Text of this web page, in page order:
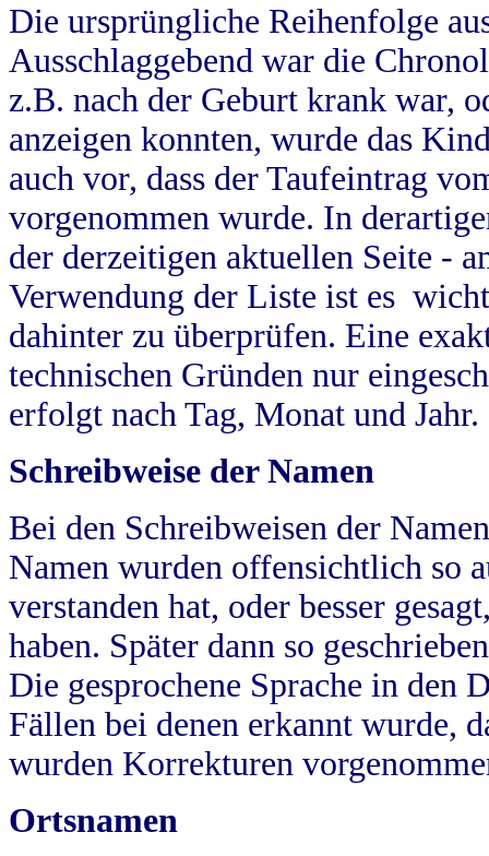
Die ursprüngliche Reihenfolge
Ausschlaggebend war die
z.B. nach der Geburt krank war,
anzeigen konnten, wurde das
auch vor, dass der Taufeintrag
vorgenommen wurde. In
der derzeitigen aktuellen Seite -
Verwendung der Liste ist es
dahinter zu überprüfen. Eine
technischen Gründen nur
erfolgt nach Tag, Monat und Jahr.
Schreibweise der Namen
Bei den Schreibweisen der
Namen wurden offensichtlich so
verstanden hat, oder besser
haben. Später dann so
Die gesprochene Sprache in
Fällen bei denen erkannt wurde,
wurden Korrekturen
Ortsnamen